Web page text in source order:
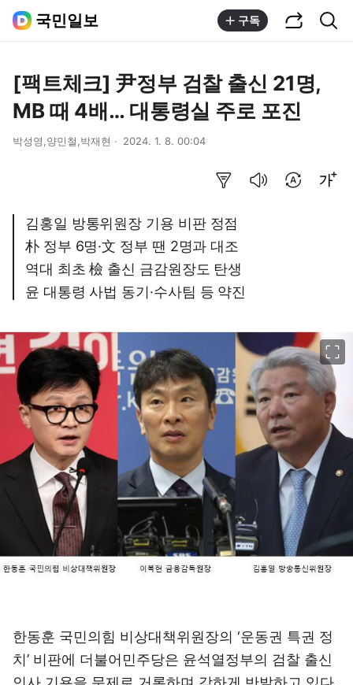
국민일보 구독
[팩트체크] 尹정부 검찰 출신 21명,
MB 때 4배… 대통령실 주로 포진
박성영,양민철,박재현 2024. 1. 8. 00:04
김홍일 방통위원장 기용 비판 정점
朴 정부 6명·文 정부 땐 2명과 대조
역대 최초 檢 출신 금감원장도 탄생
윤 대통령 사법 동기·수사팀 등 약진
한동훈 국민의힘 비상대책위원장의 ‘운동권 특권 정
치’ 비판에 더불어민주당은 윤석열정부의 검찰 출신